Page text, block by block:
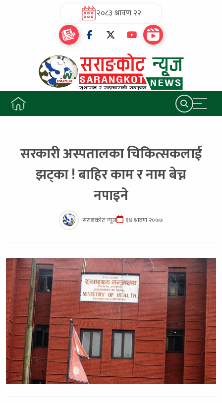
२०८३ श्रावण २२
सरकारी अस्पतालका चिकित्सकलाई
झट्का ! बाहिर काम र नाम बेच्न
नपाइने
सराङकोट न्यूज १४ श्रावण २०७७